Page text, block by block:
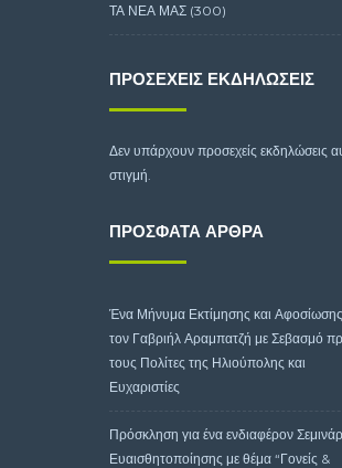
ΤΑ ΝΕΑ ΜΑΣ (300)
ΠΡΟΣΕΧΕΊΣ ΕΚΔΗΛΏΣΕΙΣ
Δεν υπάρχουν προσεχείς εκδηλώσεις
στιγμή.
ΠΡΌΣΦΑΤΑ ΆΡΘΡΑ
Ένα Μήνυμα Εκτίμησης και
τον Γαβριήλ Αραμπατζή με Σεβασμό
τους Πολίτες της Ηλιούπολης και
Ευχαριστίες
Πρόσκληση για ένα ενδιαφέρον
Ευαισθητοποίησης με θέμα “Γονείς &